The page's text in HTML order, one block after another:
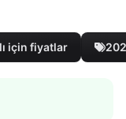
için fiyatlar